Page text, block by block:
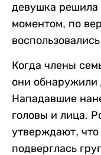
девушка решила
моментом, по
Когда члены
они обнаружили
Нападавшие
головы и лица.
утверждают,
подверглась